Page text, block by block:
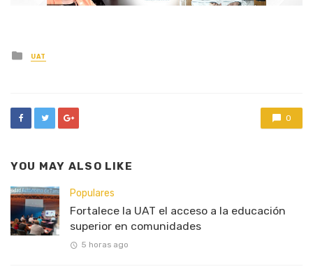
Posted
in
UAT
0
YOU MAY ALSO LIKE
Populares
Fortalece la UAT el acceso a la educación
superior en comunidades
5 horas ago